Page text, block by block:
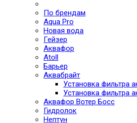
По брендам
Aqua Pro
Новая вода
Гейзер
Аквафор
Atoll
Барьер
Аквабрайт
Установка фильтра
Установка фильтра
Аквафор Вотер Босс
Гидролок
Нептун